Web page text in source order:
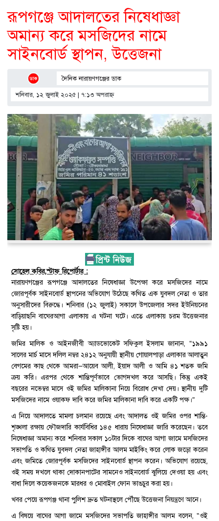
রূপগঞ্জে আদালতের নিষেধাজ্ঞা
অমান্য করে মসজিদের নামে
সাইনবোর্ড স্থাপন, উত্তেজনা
দৈনিক নারায়ণগঞ্জের ডাক
শনিবার, ১২ জুলাই ২০২৫ | ৭:১৩ অপরাহ্ণ
সোহেল কবির,স্টাফ রিপোর্টার :
নারায়ণগঞ্জের রূপগঞ্জে আদালতের নিষেধাজ্ঞা উপেক্ষা করে মসজিদের নামে
জোরপূর্বক সাইনবোর্ড স্থাপনের অভিযোগ উঠেছে কথিত এক যুবদল নেতা ও তার
অনুসারীদের বিরুদ্ধে। শনিবার (১২ জুলাই) সকালে উপজেলার সদর ইউনিয়নের
বাড়িয়াছনি বাঘেরআগা এলাকায় এ ঘটনা ঘটে। এতে এলাকায় চরম উত্তেজনার
সৃষ্টি হয়।
জমির মালিক ও আইনজীবী অ্যাডভোকেট সফিকুল ইসলাম জানান, “১৯৯১
সালের মার্চ মাসে দলিল নম্বর ২৪১২ অনুযায়ী স্থানীয় গোয়ালপাড়া এলাকার আলাতুন
বেগমের কাছ থেকে আমরা—আয়েব আলী, ইয়াদ আলী ও আমি ৪১ শতক জমি
ক্রয় করি। এরপর থেকে শান্তিপূর্ণভাবে ভোগদখল করে আসছি। কিন্তু একই
বছরের নভেম্বর মাসে ওই জমির মালিকানা নিয়ে বিরোধ দেখা দেয়। স্থানীয় দুটি
মসজিদের নামে ওয়াকফ দাবি করে জমির মালিকানা দাবি করে একটি পক্ষ।”
এ নিয়ে আদালতে মামলা চলমান রয়েছে এবং আদালত ওই জমির ওপর শান্তি-
শৃঙ্খলা রক্ষায় ফৌজদারি কার্যবিধির ১৪৫ ধারায় নিষেধাজ্ঞা জারি করেছেন। তবে
নিষেধাজ্ঞা অমান্য করে শনিবার সকাল ১০টার দিকে বাঘের আগা জামে মসজিদের
সভাপতি ও কথিত যুবদল নেতা জাহাঙ্গীর আলম মাইকিং করে লোক জড়ো করেন
এবং জমিতে জোরপূর্বক মসজিদের সাইনবোর্ড স্থাপন করেন। অভিযোগ রয়েছে,
ওই সময় দখলে থাকা দোকানপাটের সামনেও সাইনবোর্ড ঝুলিয়ে দেওয়া হয় এবং
বাধা দিলে কয়েকজনকে মারধর ও মোবাইল ফোন ভাঙচুর করা হয়।
খবর পেয়ে রূপগঞ্জ থানা পুলিশ দ্রুত ঘটনাস্থলে পৌঁছে উত্তেজনা নিয়ন্ত্রণে আনে।
এ বিষয়ে বাঘের আগা জামে মসজিদের সভাপতি জাহাঙ্গীর আলম বলেন, “ওই